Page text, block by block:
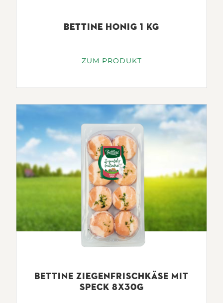
BETTINE HONIG 1 KG
ZUM PRODUKT
BETTINE ZIEGENFRISCHKÄSE MIT
SPECK 8X30G